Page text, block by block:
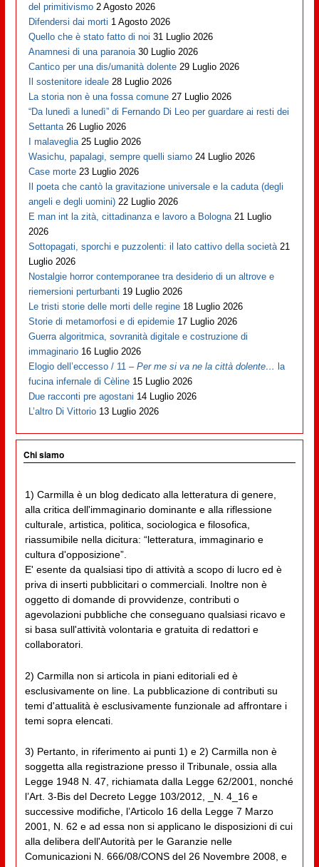
del primitivismo 2 Agosto 2026
Difendersi dai morti 1 Agosto 2026
Quello che è stato fatto di noi 31 Luglio 2026
Anamnesi di una paranoia 30 Luglio 2026
Cantico per una dis/umanità dolente 29 Luglio 2026
Il sostenitore ideale 28 Luglio 2026
La storia non è una fossa comune 27 Luglio 2026
“Da lunedì a lunedì” di Fernando Di Leo per guardare ai resti dei
Settanta 26 Luglio 2026
I malaveglia 25 Luglio 2026
Wasichu, papalagi, sempre quelli siamo 24 Luglio 2026
Case morte 23 Luglio 2026
Il poeta che cantò la gravitazione universale e la caduta (degli
angeli e degli uomini) 22 Luglio 2026
E man int la zità, cittadinanza e lavoro a Bologna 21 Luglio
2026
Sottopagati, sporchi e puzzolenti: il lato cattivo della società 21
Luglio 2026
Nostalgie horror contemporanee tra desiderio di un altrove e
riemersioni perturbanti 19 Luglio 2026
Le tristi storie delle morti delle regine 18 Luglio 2026
Storie di metamorfosi e di epidemie 17 Luglio 2026
Guerra algoritmica, sovranità digitale e costruzione di
immaginario 16 Luglio 2026
Elogio dell’eccesso / 11 –Per me si va ne la città dolente… la
fucina infernale di Cèline 15 Luglio 2026
Due racconti pre agostani 14 Luglio 2026
L’altro Di Vittorio 13 Luglio 2026
Chi siamo
1) Carmilla è un blog dedicato alla letteratura di genere,
alla critica dell'immaginario dominante e alla riflessione
culturale, artistica, politica, sociologica e filosofica,
riassumibile nella dicitura: “letteratura, immaginario e
cultura d'opposizione”.
E' esente da qualsiasi tipo di attività a scopo di lucro ed è
priva di inserti pubblicitari o commerciali. Inoltre non è
oggetto di domande di provvidenze, contributi o
agevolazioni pubbliche che conseguano qualsiasi ricavo e
si basa sull'attività volontaria e gratuita di redattori e
collaboratori.
2) Carmilla non si articola in piani editoriali ed è
esclusivamente on line. La pubblicazione di contributi su
temi d'attualità è esclusivamente funzionale ad affrontare i
temi sopra elencati.
3) Pertanto, in riferimento ai punti 1) e 2) Carmilla non è
soggetta alla registrazione presso il Tribunale, ossia alla
Legge 1948 N. 47, richiamata dalla Legge 62/2001, nonché
l’Art. 3-Bis del Decreto Legge 103/2012, _N. 4_16 e
successive modifiche, l’Articolo 16 della Legge 7 Marzo
2001, N. 62 e ad essa non si applicano le disposizioni di cui
alla delibera dell'Autorità per le Garanzie nelle
Comunicazioni N. 666/08/CONS del 26 Novembre 2008, e